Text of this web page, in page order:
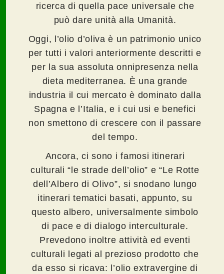
ricerca di quella pace universale che
può dare unità alla Umanità.
Oggi, l’olio d’oliva è un patrimonio unico
per tutti i valori anteriormente descritti e
per la sua assoluta onnipresenza nella
dieta mediterranea. È una grande
industria il cui mercato è dominato dalla
Spagna e l’Italia, e i cui usi e benefici
non smettono di crescere con il passare
del tempo.
Ancora, ci sono i famosi itinerari
culturali “le strade dell’olio” e “Le Rotte
dell’Albero di Olivo”, si snodano lungo
itinerari tematici basati, appunto, su
questo albero, universalmente simbolo
di pace e di dialogo interculturale.
Prevedono inoltre attività ed eventi
culturali legati al prezioso prodotto che
da esso si ricava: l’olio extravergine di